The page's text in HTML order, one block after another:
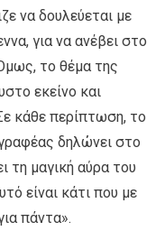
να δουλεύεται με
για να ανέβει στο
το θέμα της
εκείνο και
κάθε περίπτωση, το
δηλώνει στο
τη μαγική αύρα του
είναι κάτι που με
πάντα».